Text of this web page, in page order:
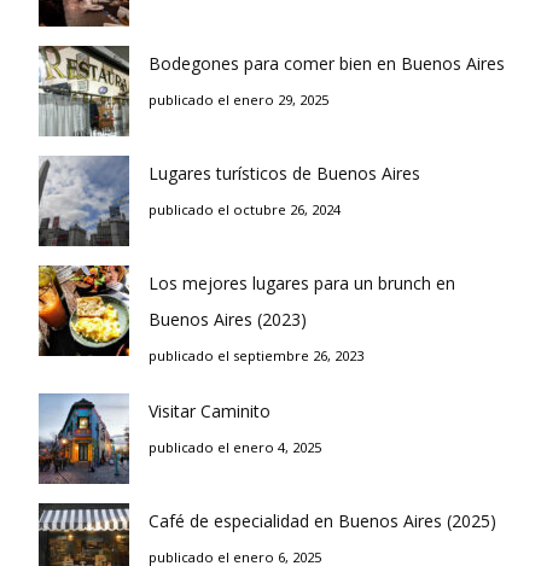
Bodegones para comer bien en Buenos Aires
publicado el enero 29, 2025
Lugares turísticos de Buenos Aires
publicado el octubre 26, 2024
Los mejores lugares para un brunch en
Buenos Aires (2023)
publicado el septiembre 26, 2023
Visitar Caminito
publicado el enero 4, 2025
Café de especialidad en Buenos Aires (2025)
publicado el enero 6, 2025